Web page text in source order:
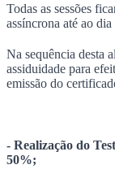
Todas as sessões
assíncrona até ao dia
Na sequência desta
assiduidade para
emissão do
- Realização do
50%;